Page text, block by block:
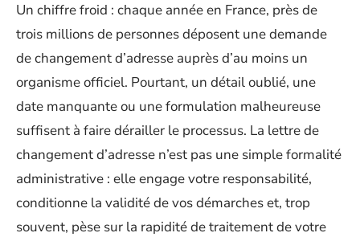
Un chiffre froid : chaque année en France, près de
trois millions de personnes déposent une demande
de changement d’adresse auprès d’au moins un
organisme officiel. Pourtant, un détail oublié, une
date manquante ou une formulation malheureuse
suffisent à faire dérailler le processus. La lettre de
changement d’adresse n’est pas une simple formalité
administrative : elle engage votre responsabilité,
conditionne la validité de vos démarches et, trop
souvent, pèse sur la rapidité de traitement de votre